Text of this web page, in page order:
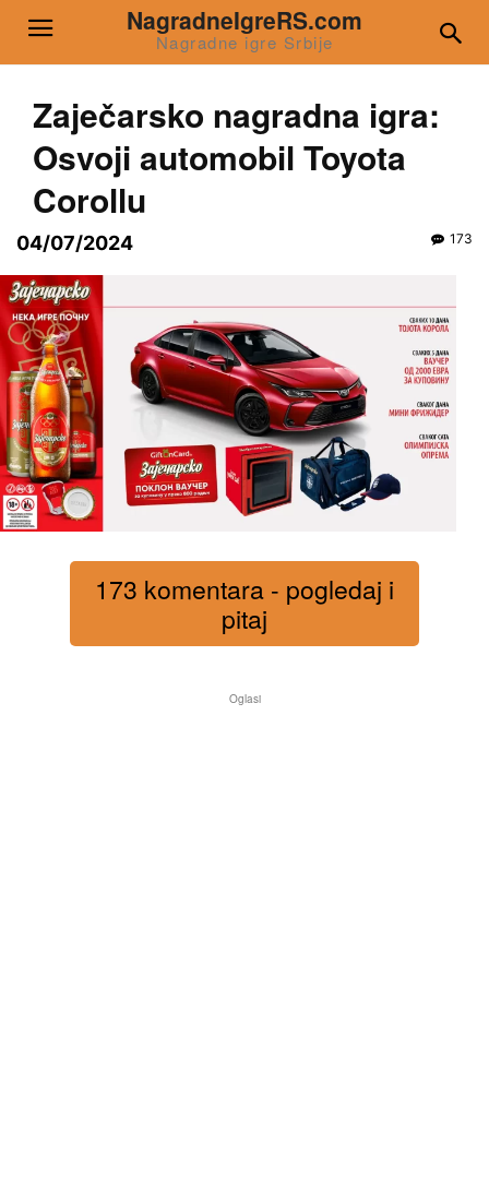
NagradneIgreRS.com
Nagradne igre Srbije
Zaječarsko nagradna igra:
Osvoji automobil Toyota
Corollu
04/07/2024 173
173 komentara - pogledaj i
pitaj
Oglasi